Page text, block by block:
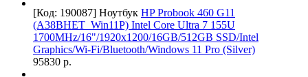
[Код: 190087] Ноутбук HP Probook 460 G11
(A38BHET_Win11P) Intel Core Ultra 7 155U
1700MHz/16"/1920x1200/16GB/512GB SSD/Intel
Graphics/Wi-Fi/Bluetooth/Windows 11 Pro (Silver)
95830 р.